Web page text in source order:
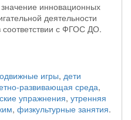
инновационных
деятельности
соответствии с ФГОС ДО.
игры, дети
развивающая среда,
упражнения, утренняя
, физкультурные занятия.